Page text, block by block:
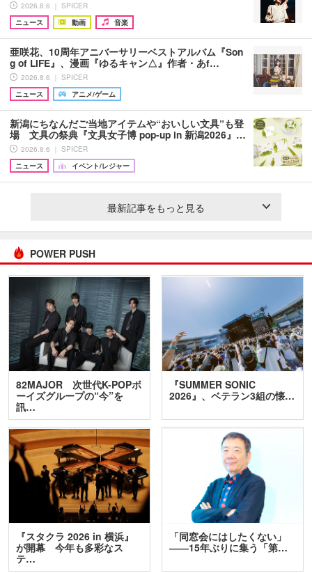
2026.8.6 ｜ SPICER
ニュース
動画 音楽
亜咲花、10周年アニバーサリーベストアルバム『Son
g of LIFE』、漫画『ゆるキャン△』作者・あf…
2026.8.6 ｜ SPICER
ニュース
アニメ/ゲーム
新潟にちなんだご当地アイテムや“おいしい文具”も登
場 文具の祭典『文具女子博 pop-up in 新潟2026』…
2026.8.6 ｜ SPICER
ニュース
イベント/レジャー
最新記事をもっと見る
POWER PUSH
82MAJOR 次世代K-POPボ
ーイズグループの“今”を
訊…
『SUMMER SONIC
2026』、ベテラン3組の懐…
『スタクラ 2026 in 横浜』
が開幕 今年も多彩なス
テ…
「同窓会にはしたくない」
――15年ぶりに集う「第…